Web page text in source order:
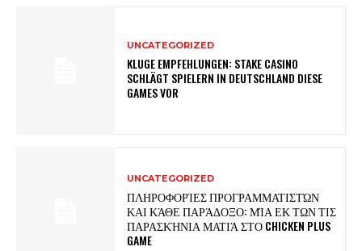
UNCATEGORIZED
KLUGE EMPFEHLUNGEN: STAKE CASINO
SCHLÄGT SPIELERN IN DEUTSCHLAND DIESE
GAMES VOR
UNCATEGORIZED
ΠΛΗΡΟΦΟΡΊΕΣ ΠΡΟΓΡΑΜΜΑΤΙΣΤΏΝ
ΚΑΙ ΚΆΘΕ ΠΑΡΆΔΟΞΟ: ΜΊΑ ΕΚ ΤΩΝ ΤΙΣ
ΠΑΡΑΣΚΉΝΙΑ ΜΑΤΙΆ ΣΤΟ CHICKEN PLUS
GAME